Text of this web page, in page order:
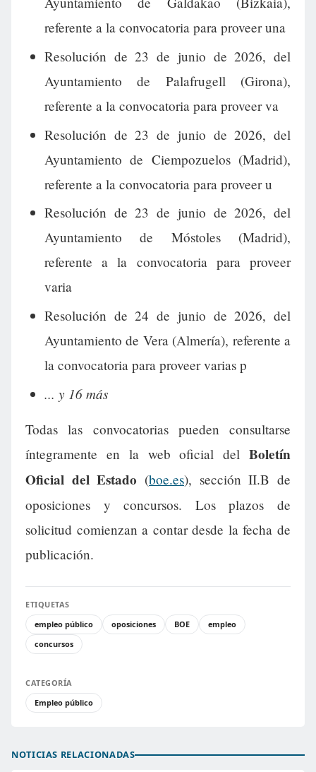
referente a la convocatoria para proveer una
Resolución de 23 de junio de 2026, del
Ayuntamiento de Palafrugell (Girona),
referente a la convocatoria para proveer va
Resolución de 23 de junio de 2026, del
Ayuntamiento de Ciempozuelos (Madrid),
referente a la convocatoria para proveer u
Resolución de 23 de junio de 2026, del
Ayuntamiento de Móstoles (Madrid),
referente a la convocatoria para proveer
varia
Resolución de 24 de junio de 2026, del
Ayuntamiento de Vera (Almería), referente a
la convocatoria para proveer varias p
... y 16 más
Todas las convocatorias pueden consultarse
íntegramente en la web oficial del Boletín
Oficial del Estado (boe.es), sección II.B de
oposiciones y concursos. Los plazos de
solicitud comienzan a contar desde la fecha de
publicación.
ETIQUETAS
empleo público
oposiciones BOE
empleo
concursos
CATEGORÍA
Empleo público
NOTICIAS RELACIONADAS